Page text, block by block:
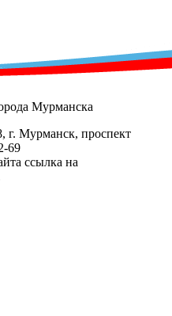
Мурманска
г. Мурманск, проспект
69
ссылка на